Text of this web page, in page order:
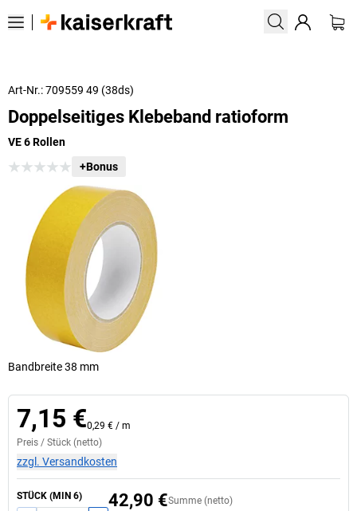
Art-Nr.: 709559 49 (38ds)
Doppelseitiges Klebeband ratioform
VE 6 Rollen
+Bonus
Bandbreite 38 mm
7,15 €0,29 € / m
Preis / Stück (netto)
zzgl. Versandkosten
STÜCK (MIN 6) Summe (netto)
42,90 €